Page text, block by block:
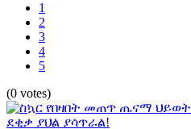
1
2
3
4
5
(0 votes)